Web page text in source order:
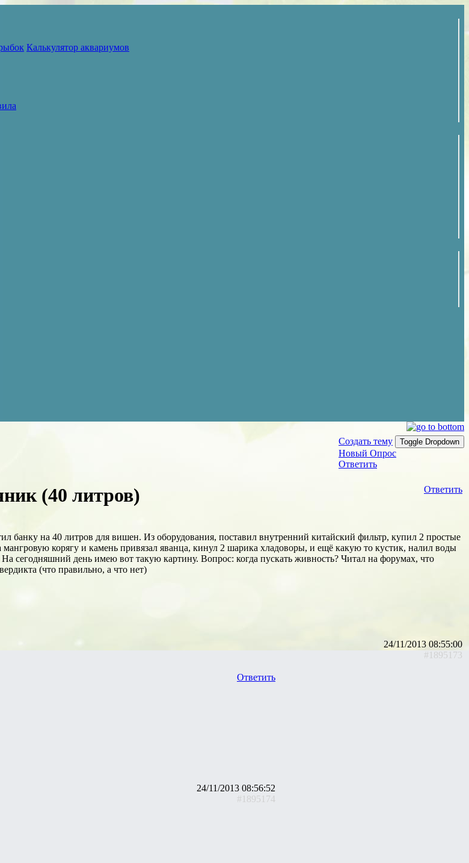
Калькулятор аквариумов
Создать тему
Toggle Dropdown
Новый Опрос
Ответить
Ответить
(40 литров)
банку на 40 литров для вишен. Из оборудования, поставил внутренний китайский фильтр, купил 2 простые
корягу и камень привязал яванца, кинул 2 шарика хладоворы, и ещё какую то кустик, налил воды
сегодняшний день имею вот такую картину. Вопрос: когда пускать живность? Читал на форумах, что
(что правильно, а что нет)
24/11/2013 08:55:00
#1895173
Ответить
24/11/2013 08:56:52
#1895174